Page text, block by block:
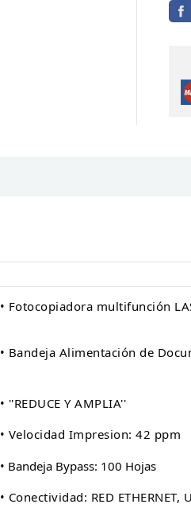
• Fotocopiadora multifunción
• Bandeja Alimentación de
• ''REDUCE Y AMPLIA''
• Velocidad Impresion: 42 ppm
• Bandeja Bypass: 100 Hojas
• Conectividad: RED ETHERNET,